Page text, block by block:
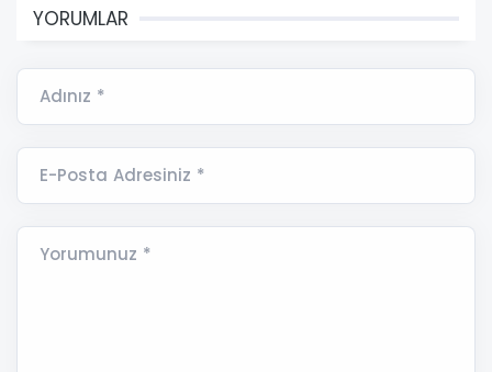
YORUMLAR
Adınız *
E-Posta Adresiniz *
Yorumunuz *